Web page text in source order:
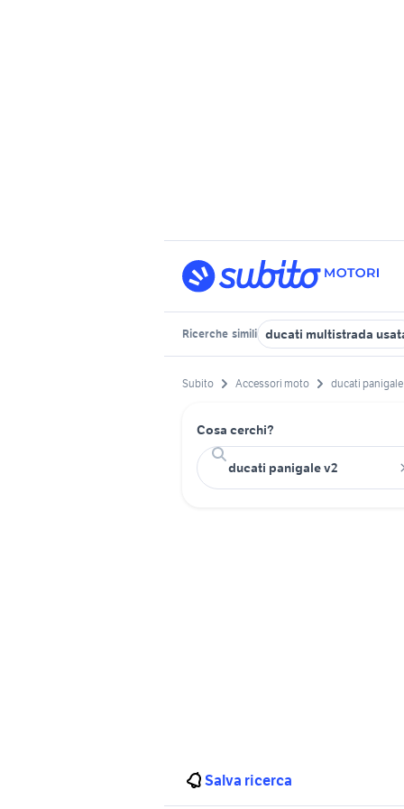
Ricerche simili ducati multistrada
Subito Accessori moto ducati panigale
Cosa cerchi?
Salva ricerca